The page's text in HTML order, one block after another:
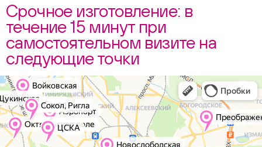
Срочное изготовление: в
течение 15 минут при
самостоятельном визите на
следующие точки